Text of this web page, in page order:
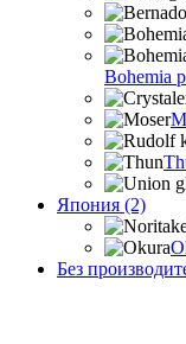
Bohemia
Япония (2)
Без